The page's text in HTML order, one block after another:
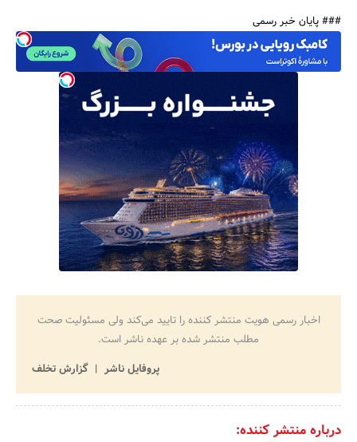
### پایان خبر رسمی
اخبار رسمی هویت منتشر کننده را تایید می‌کند ولی مسئولیت صحت
مطلب منتشر شده بر عهده ناشر است.
پروفایل ناشر
گزارش تخلف
درباره منتشر کننده: